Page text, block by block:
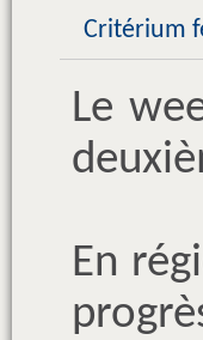
Critérium
Le
En